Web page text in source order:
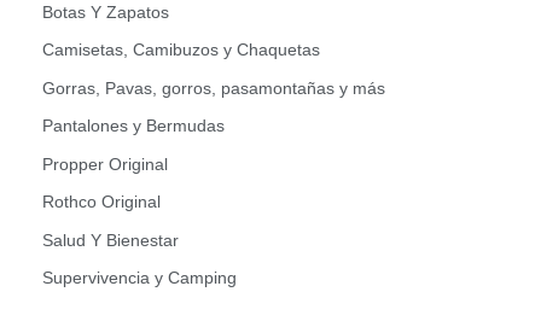
Botas Y Zapatos
Camisetas, Camibuzos y Chaquetas
Gorras, Pavas, gorros, pasamontañas y más
Pantalones y Bermudas
Propper Original
Rothco Original
Salud Y Bienestar
Supervivencia y Camping